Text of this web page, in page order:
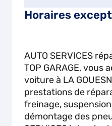
Horaires
AUTO SERVICES
TOP GARAGE,
voiture à LA
prestations de
freinage,
démontage des